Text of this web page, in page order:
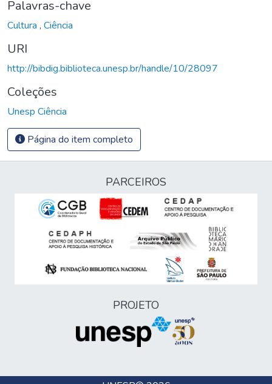
Palavras-chave
Cultura , Ciência
URI
http://bibdig.biblioteca.unesp.br/handle/10/28097
Coleções
Unesp Ciência
Página do item completo
PARCEIROS
PROJETO